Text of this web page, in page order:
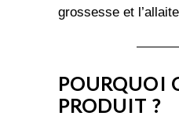
grossesse et
POURQUOI
PRODUIT ?